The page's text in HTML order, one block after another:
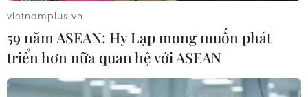
Đảng, Nhà nước Cộng hòa Dân chủ Nhân dân Lào.
vietnamplus.vn
59 năm ASEAN: Hy Lạp mong muốn phát
triển hơn nữa quan hệ với ASEAN